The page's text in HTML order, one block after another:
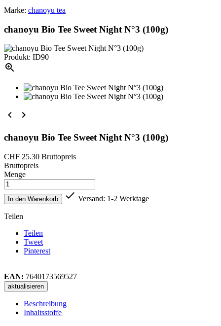
Marke: chanoyu tea
chanoyu Bio Tee Sweet Night N°3 (100g)
Produkt: ID90

 
chanoyu Bio Tee Sweet Night N°3 (100g)
CHF 25.30 Bruttopreis
Bruttopreis
Menge
In den Warenkorb  Versand: 1-2 Werktage
Teilen
Teilen
Tweet
Pinterest
EAN: 7640173569527
Beschreibung
Inhaltsstoffe